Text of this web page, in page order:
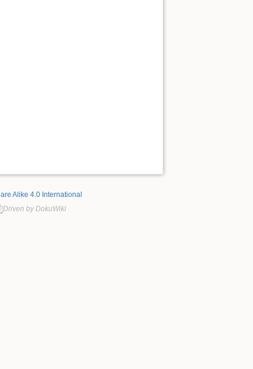
Alike 4.0 International